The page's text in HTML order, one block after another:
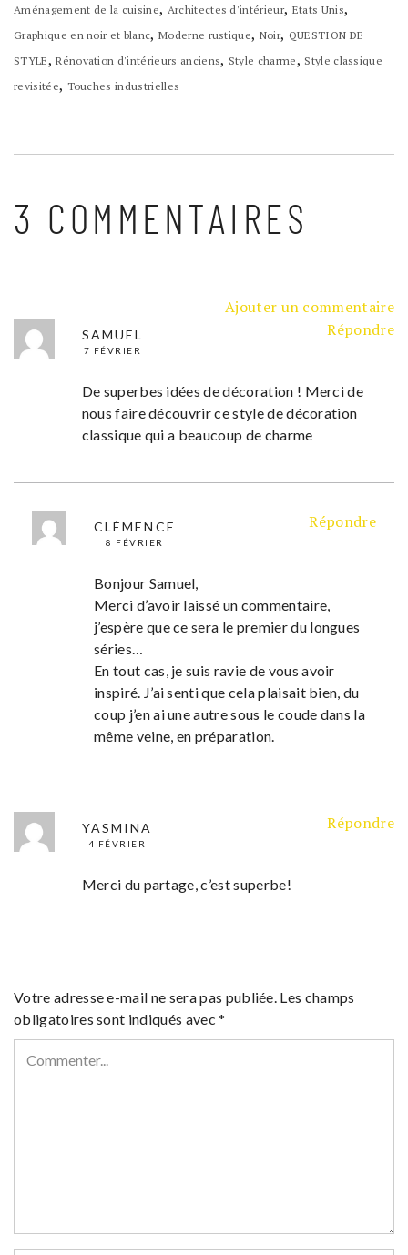
Aménagement de la cuisine, Architectes d'intérieur, Etats Unis,
Graphique en noir et blanc, Moderne rustique, Noir, QUESTION DE
STYLE,Rénovation d'intérieurs anciens, Style charme, Style classique
revisitée, Touches industrielles
3 COMMENTAIRES
Ajouter un commentaire
SAMUEL
7 FÉVRIER
Répondre
De superbes idées de décoration ! Merci de
nous faire découvrir ce style de décoration
classique qui a beaucoup de charme
CLÉMENCE
8 FÉVRIER
Répondre
Bonjour Samuel,
Merci d’avoir laissé un commentaire,
j’espère que ce sera le premier du longues
séries…
En tout cas, je suis ravie de vous avoir
inspiré. J’ai senti que cela plaisait bien, du
coup j’en ai une autre sous le coude dans la
même veine, en préparation.
YASMINA
4 FÉVRIER
Répondre
Merci du partage, c’est superbe!
Votre adresse e-mail ne sera pas publiée. Les champs
obligatoires sont indiqués avec*